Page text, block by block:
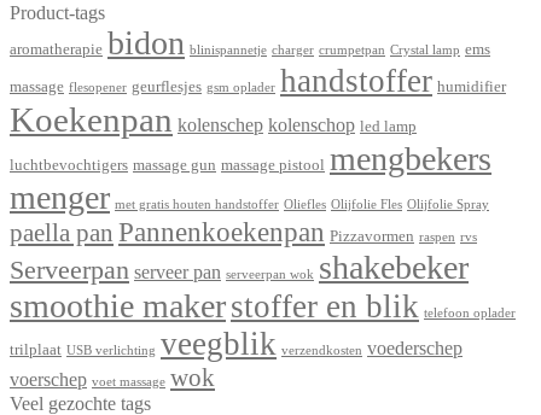
Product-tags
aromatherapie bidon blinispannetje charger crumpetpan Crystal lamp ems
massage flesopener geurflesjes gsm oplader handstoffer humidifier
Koekenpan kolenschep kolenschop led lamp
luchtbevochtigers massage gun massage pistool mengbekers
menger met gratis houten handstoffer Oliefles Olijfolie Fles Olijfolie Spray
paella pan Pannenkoekenpan Pizzavormen raspen rvs
Serveerpan serveer pan serveerpan wok shakebeker
smoothie makerstoffer en blik telefoon oplader
trilplaat USB verlichting veegblik verzendkosten voederschep
voerschep voet massage wok
Veel gezochte tags